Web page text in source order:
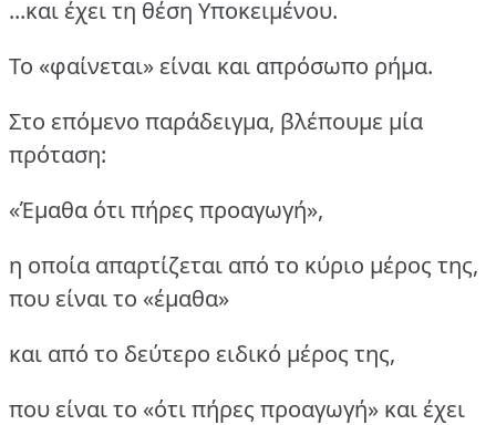
...και έχει τη θέση Υποκειμένου.
Το «φαίνεται» είναι και απρόσωπο ρήμα.
Στο επόμενο παράδειγμα, βλέπουμε μία
πρόταση:
«Έμαθα ότι πήρες προαγωγή»,
η οποία απαρτίζεται από το κύριο μέρος της,
που είναι το «έμαθα»
και από το δεύτερο ειδικό μέρος της,
που είναι το «ότι πήρες προαγωγή» και έχει